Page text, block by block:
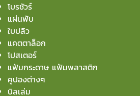
โบรชัวร์
แผ่นพับ
ใบปลิว
แคตตาล็อก
โปสเตอร์
แฟ้มกระดาษ แฟ้มพลาสติก
คูปองต่างๆ
บิลเล่ม